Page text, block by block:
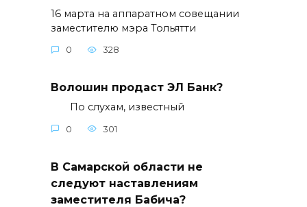
16 марта на аппаратном совещании
заместителю мэра Тольятти
0 328
Волошин продаст ЭЛ Банк?
По слухам, известный
0 301
В Самарской области не
следуют наставлениям
заместителя Бабича?